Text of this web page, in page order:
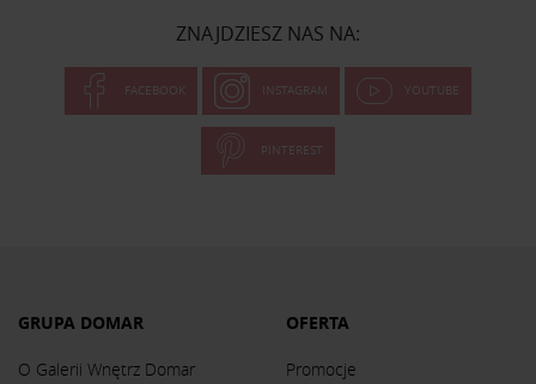
ZNAJDZIESZ NAS NA:
FACEBOOK INSTAGRAM YOUTUBE
PINTEREST
GRUPA DOMAR
O Galerii Wnętrz Domar
OFERTA
Promocje